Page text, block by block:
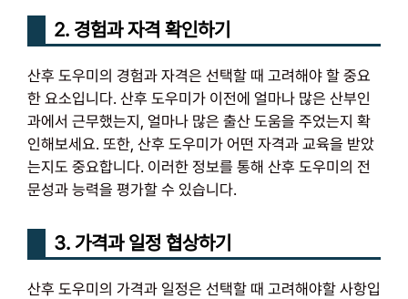
2. 경험과 자격 확인하기
산후 도우미의 경험과 자격은 선택할 때 고려해야 할 중요
한 요소입니다. 산후 도우미가 이전에 얼마나 많은 산부인
과에서 근무했는지, 얼마나 많은 출산 도움을 주었는지 확
인해보세요. 또한, 산후 도우미가 어떤 자격과 교육을 받았
는지도 중요합니다. 이러한 정보를 통해 산후 도우미의 전
문성과 능력을 평가할 수 있습니다.
3. 가격과 일정 협상하기
산후 도우미의 가격과 일정은 선택할 때 고려해야할 사항입